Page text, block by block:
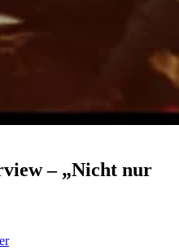
– „Nicht nur